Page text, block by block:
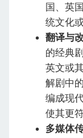
国、英
统文化
翻译与
的经典
英文或
解剧中
编成现
使其更
多媒体